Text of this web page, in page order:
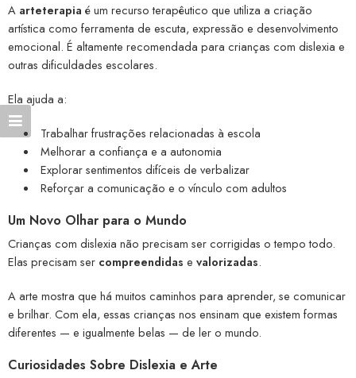
A arteterapia é um recurso terapêutico que utiliza a criação
artística como ferramenta de escuta, expressão e desenvolvimento
emocional. É altamente recomendada para crianças com dislexia e
outras dificuldades escolares.
Ela ajuda a:
Trabalhar frustrações relacionadas à escola
Melhorar a confiança e a autonomia
Explorar sentimentos difíceis de verbalizar
Reforçar a comunicação e o vínculo com adultos
Um Novo Olhar para o Mundo
Crianças com dislexia não precisam ser corrigidas o tempo todo.
Elas precisam ser compreendidas e valorizadas.
A arte mostra que há muitos caminhos para aprender, se comunicar
e brilhar. Com ela, essas crianças nos ensinam que existem formas
diferentes — e igualmente belas — de ler o mundo.
Curiosidades Sobre Dislexia e Arte